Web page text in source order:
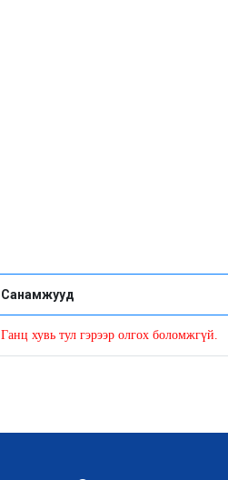
Санамжууд
Ганц хувь тул гэрээр олгох боломжгүй.